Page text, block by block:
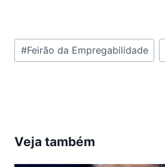
Tags
do
#Feirão da Empregabilidade
Veja também